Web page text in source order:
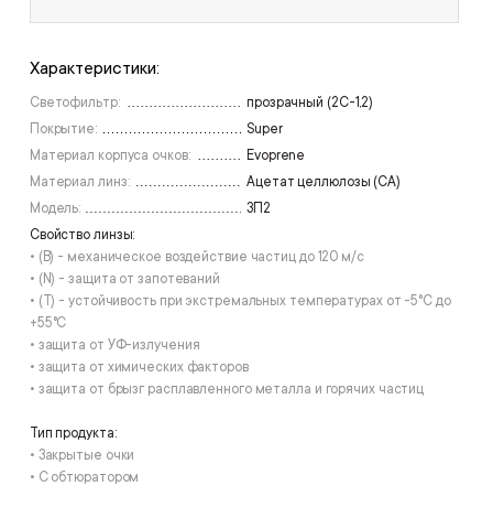
Характеристики:
Светофильтр:
прозрачный (2С-1,2)
Покрытие:
Super
Материал корпуса очков:
Evoprene
Материал линз:
Ацетат целлюлозы (СА)
Модель:
ЗП2
Свойство линзы:
• (B) - механическое воздействие частиц до 120 м/с
• (N) - защита от запотеваний
• (T) - устойчивость при экстремальных температурах от -5°С до
+55°С
• защита от УФ-излучения
• защита от химических факторов
• защита от брызг расплавленного металла и горячих частиц
Тип продукта:
• Закрытые очки
• С обтюратором